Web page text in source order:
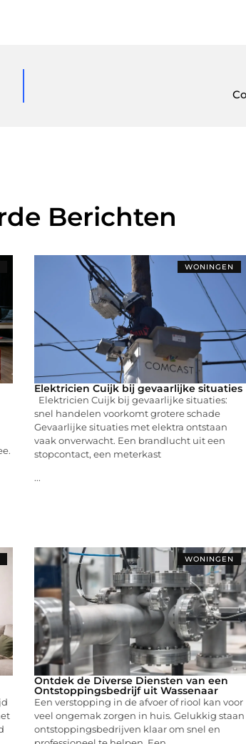
Berichten
WONINGEN
Elektricien Cuijk bij gevaarlijke situaties
Elektricien Cuijk bij gevaarlijke situaties:
snel handelen voorkomt grotere schade
Gevaarlijke situaties met elektra ontstaan
vaak onverwacht. Een brandlucht uit een
stopcontact, een meterkast
...
WONINGEN
Ontdek de Diverse Diensten van een
Ontstoppingsbedrijf uit Wassenaar
Een verstopping in de afvoer of riool kan voor
veel ongemak zorgen in huis. Gelukkig staan
ontstoppingsbedrijven klaar om snel en